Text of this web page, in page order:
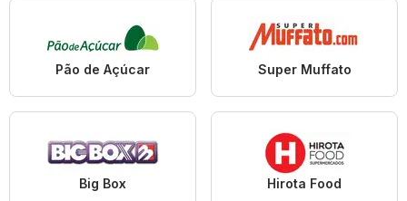
Pão de Açúcar Super Muffato
Big Box Hirota Food